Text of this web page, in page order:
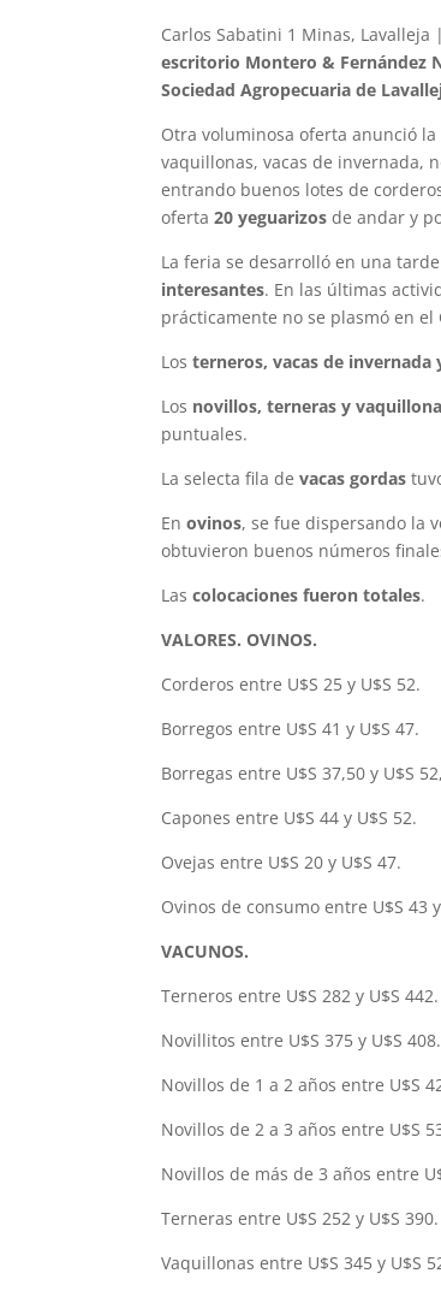
Carlos Sabatini 1 Minas,
escritorio Montero & Fernández
Sociedad Agropecuaria de
Otra voluminosa oferta anunció la
vaquillonas, vacas de invernada,
entrando buenos lotes de
oferta20 yeguarizos de andar y
La feria se desarrolló en una
interesantes. En las últimas
prácticamente no se plasmó en
Losterneros, vacas de invernada
Los novillos, terneras y
puntuales.
La selecta fila devacas gordas
Enovinos, se fue dispersando la
obtuvieron buenos números
Lascolocaciones fueron totales.
VALORES. OVINOS.
Corderos entre U$S 25 y U$S 52.
Borregos entre U$S 41 y U$S 47.
Borregas entre U$S 37,50 y U$S
Capones entre U$S 44 y U$S 52.
Ovejas entre U$S 20 y U$S 47.
Ovinos de consumo entre U$S 43
VACUNOS.
Terneros entre U$S 282 y U$S 442.
Novillitos entre U$S 375 y U$S 408.
Novillos de 1 a 2 años entre U$S
Novillos de 2 a 3 años entre U$S
Novillos de más de 3 años entre
Terneras entre U$S 252 y U$S 390.
Vaquillonas entre U$S 345 y U$S